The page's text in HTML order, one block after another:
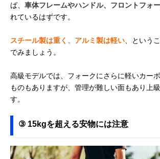
ば、 車体フレームやハンドル、フロントフォ
れているはずです。
スチール製は重く、アルミ製は軽い 、という
でみましょう。
高級モデルでは、フォークにさらに軽いカー
ものもありますが、管理が難しい面もあり上
す。
③ 15kgを超える安物には注意